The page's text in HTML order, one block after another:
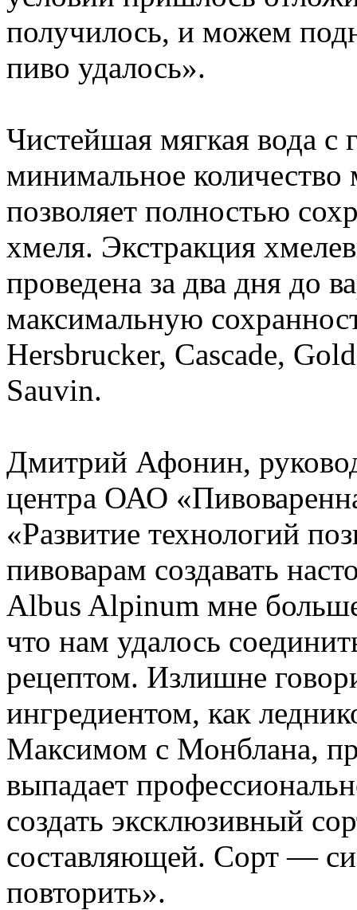
получилось, и можем
пиво удалось».
Чистейшая мягкая вода
минимальное
позволяет полностью
хмеля. Экстракция
проведена за два дня до
максимальную
Hersbrucker, Cascade,
Sauvin.
Дмитрий Афонин,
центра ОАО
«Развитие технологий
пивоварам создавать
Albus Alpinum мне
что нам удалось
рецептом. Излишне
ингредиентом, как
Максимом с Монблана,
выпадает
создать эксклюзивный
составляющей. Сорт —
повторить».